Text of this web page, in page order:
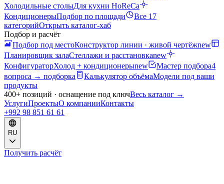
Холодильные столыДля кухни HoReCa
КондиционерыПодбор по площади
Все 17
категорийОткрыть каталог-хаб
Подбор и расчёт
Подбор под местоКонструктор линии · живой чертёжnew
Планировщик залаСтеллажи и расстановкаnew
КонфигураторХолод + кондиционерыnew Мастер подбора4
вопроса → подборка
Калькулятор объёмаМодели под ваши
продукты
400+ позиций · оснащение под ключВесь каталог →
УслугиПроектыО компанииКонтакты
+992 98 851 61 61
RU
Получить расчёт